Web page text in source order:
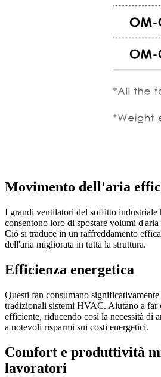
Movimento dell'aria
I grandi ventilatori del soffitto industriale
consentono loro di spostare volumi
Ciò si traduce in un raffreddamento
dell'aria migliorata in tutta la struttura.
Efficienza energetica
Questi fan consumano
tradizionali sistemi HVAC. Aiutano a far
efficiente, riducendo così la necessità di
a notevoli risparmi sui costi energetici.
Comfort e produttività
lavoratori